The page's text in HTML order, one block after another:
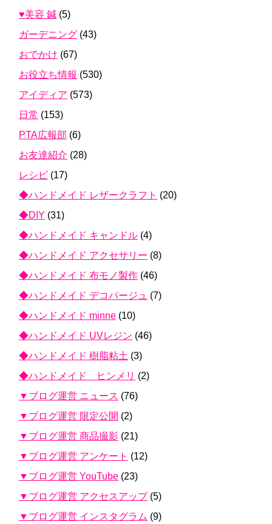
♥美容 鍼 (5)
ガーデニング (43)
おでかけ (67)
お役立ち情報 (530)
アイディア (573)
日常 (153)
PTA広報部 (6)
お友達紹介 (28)
レシピ (17)
◆ハンドメイド レザークラフト (20)
◆DIY (31)
◆ハンドメイド キャンドル (4)
◆ハンドメイド アクセサリー (8)
◆ハンドメイド 布モノ製作 (46)
◆ハンドメイド デコパージュ (7)
◆ハンドメイド minne (10)
◆ハンドメイド UVレジン (46)
◆ハンドメイド 樹脂粘土 (3)
◆ハンドメイド ヒンメリ (2)
▼ブログ運営 ニュース (76)
▼ブログ運営 限定公開 (2)
▼ブログ運営 商品撮影 (21)
▼ブログ運営 アンケート (12)
▼ブログ運営 YouTube (23)
▼ブログ運営 アクセスアップ(5)
▼ブログ運営 インスタグラム (9)